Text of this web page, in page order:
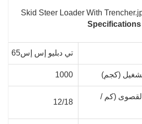
pecifications
تي دبليو إس إس65
(كجم) 1000
(كم /
12/18